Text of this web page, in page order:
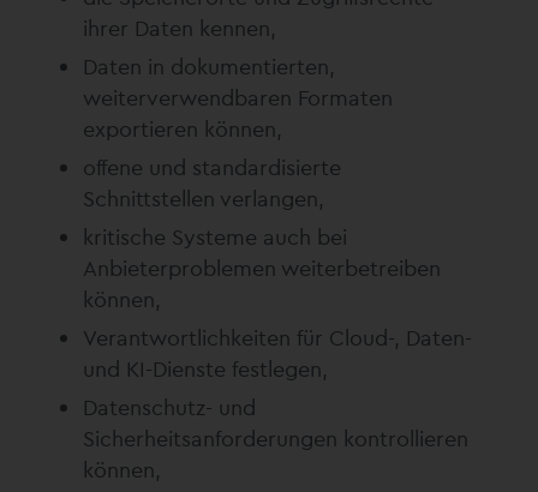
ihrer Daten kennen,
Daten in dokumentierten,
weiterverwendbaren Formaten
exportieren können,
offene und standardisierte
Schnittstellen verlangen,
kritische Systeme auch bei
Anbieterproblemen weiterbetreiben
können,
Verantwortlichkeiten für Cloud-, Daten-
und KI-Dienste festlegen,
Datenschutz- und
Sicherheitsanforderungen kontrollieren
können,